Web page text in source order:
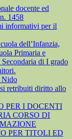
docente ed
1458
informativi per il
dell’Infanzia,
Primaria e
di I grado
Nido
retribuiti diritto allo
PER I DOCENTI
CORSO DI
PER TITOLI ED